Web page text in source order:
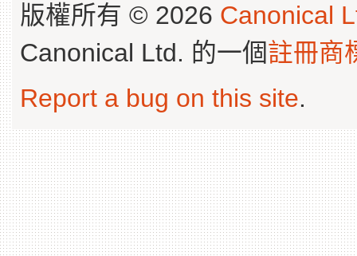
版權所有 © 2026 Canonical
Canonical Ltd. 的一個註冊商
Report a bug on this site.